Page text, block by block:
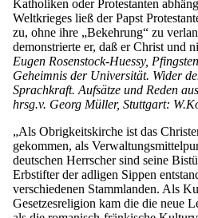
Katholiken oder Protestanten
Weltkrieges ließ der Papst
zu, ohne ihre „Bekehrung“ zu
demonstrierte er, daß er Christ und
Eugen Rosenstock-Huessy,
Geheimnis der Universität. Wider
Sprachkraft. Aufsätze und Reden
hrsg.v. Georg Müller, Stuttgart:
„Als Obrigkeitskirche ist das
gekommen, als
deutschen Herrscher sind seine
Erbstifter der adligen Sippen
verschiedenen Stammlanden. Als
Gesetzesreligion kam die die neue